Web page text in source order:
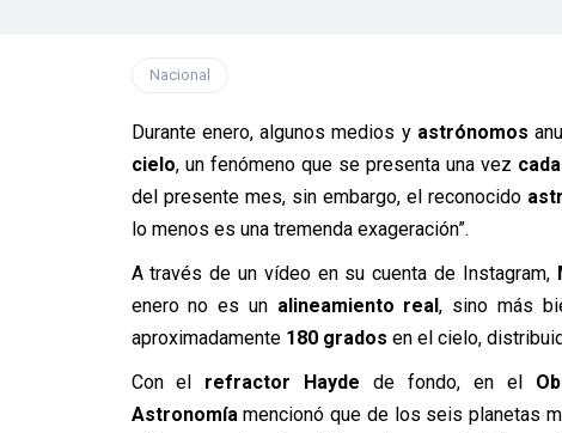
Nacional
Durante enero, algunos medios y astrónomos
cielo, un fenómeno que se presenta una vez
del presente mes, sin embargo, el reconocido
lo menos es una tremenda exageración”.
A través de un vídeo en su cuenta de Instagram,
enero no es un alineamiento real, sino más
aproximadamente 180 grados en el cielo,
Con el refractor Hayde de fondo, en el
Astronomíamencionó que de los seis planetas